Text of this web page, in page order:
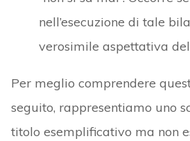
nell’esecuzione di tale
verosimile aspettativa
Per meglio comprendere
seguito, rappresentiamo uno
titolo esemplificativo ma non